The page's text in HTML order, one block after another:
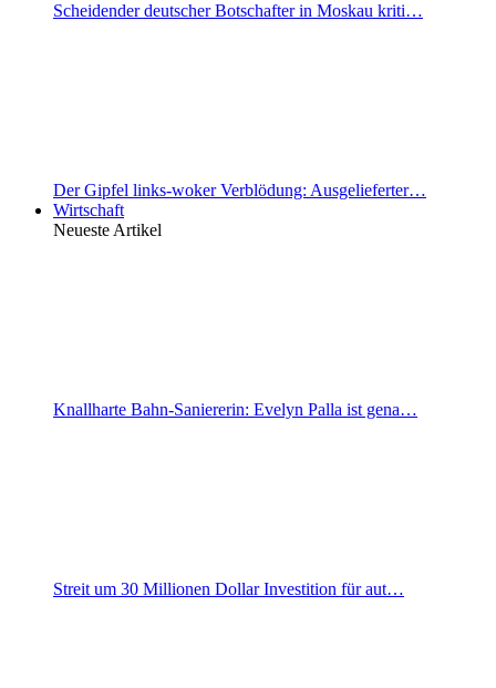
Scheidender deutscher Botschafter in Moskau kriti…
Der Gipfel links-woker Verblödung: Ausgelieferter…
Wirtschaft
Neueste Artikel
Knallharte Bahn-Saniererin: Evelyn Palla ist gena…
Streit um 30 Millionen Dollar Investition für aut…